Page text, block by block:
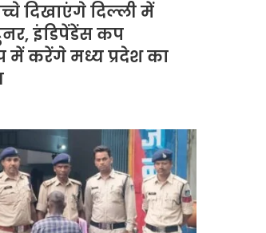
दिखाएंगे दिल्ली में
इंडिपेंडेंस कप
में करेंगे मध्य प्रदेश का